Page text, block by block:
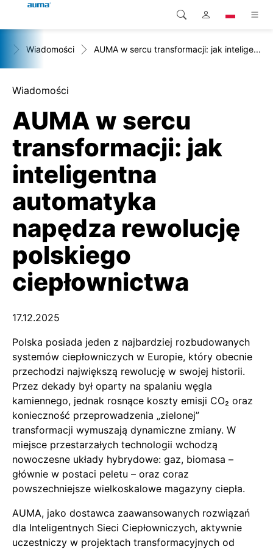
Produkty
Rozwiązania
Pliki do pobrania
Serwis
Przedsiębiorstwo
Kontakt
Global
Europa
Azja i Pacyfik
Ameryka Północna
Wyszukaj
Wiadomości AUMA w sercu transformacji: jak intelige...
Wiadomości
Polska posiada jeden z najbardziej rozbudowanych
systemów ciepłowniczych w Europie, który obecnie
przechodzi największą rewolucję w swojej historii.
Przez dekady był oparty na spalaniu węgla
kamiennego, jednak rosnące koszty emisji CO₂ oraz
konieczność przeprowadzenia „zielonej”
transformacji wymuszają dynamiczne zmiany. W
miejsce przestarzałych technologii wchodzą
nowoczesne układy hybrydowe: gaz, biomasa –
głównie w postaci peletu – oraz coraz
powszechniejsze wielkoskalowe magazyny ciepła.
AUMA, jako dostawca zaawansowanych rozwiązań
dla Inteligentnych Sieci Ciepłowniczych, aktywnie
uczestniczy w projektach transformacyjnych od
AUMA w sercu
transformacji: jak
inteligentna
automatyka
napędza rewolucję
polskiego
ciepłownictwa
17.12.2025